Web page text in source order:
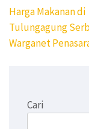
Navigasi
pos
Harga Makanan di
Tulungagung
Warganet
Cari